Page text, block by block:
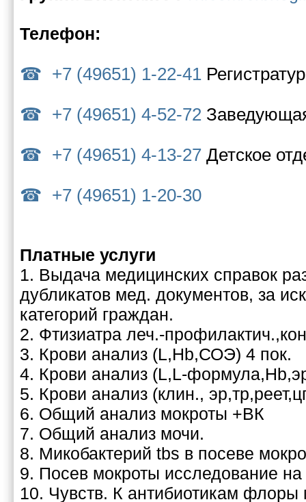
Телефон:
+7 (49651) 1-22-41
+7 (49651) 4-52-72
+7 (49651) 4-13-27 Детское
+7 (49651) 1-20-30
Платные услуги
1. Выдача медицинских справок
дубликатов мед. документов, за
категорий граждан.
2. Фтизиатра леч.-
3. Крови анализ (L,Hb,СОЭ) 4 пок.
4. Крови анализ (L,L-
5. Крови анализ (клин.,
6. Общий анализ мокроты +ВК
7. Общий анализ мочи.
8. Микобактерий tbs в посеве
9. Посев мокроты исследование
10. Чувств. К антибиотикам флоры